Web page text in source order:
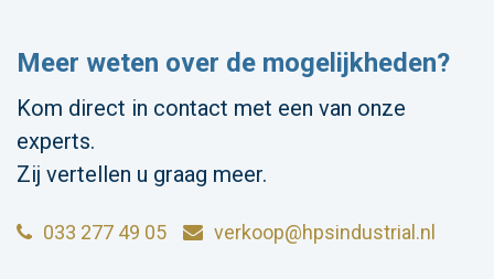
Meer weten over de mogelijkheden?
Kom direct in contact met een van onze
experts.
Zij vertellen u graag meer.
033 277 49 05 verkoop@hpsindustrial.nl